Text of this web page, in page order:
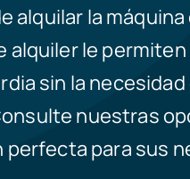
alquilar la
alquiler le permiten
sin la
nuestras
para sus